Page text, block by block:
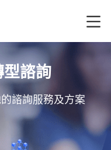
型諮詢
諮詢服務及方案